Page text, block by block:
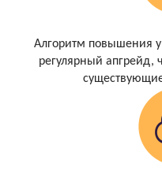
Алгоритм повышения
регулярный апгрейд,